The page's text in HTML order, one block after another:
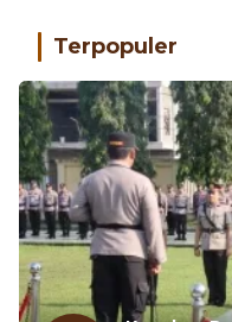
Terpopuler